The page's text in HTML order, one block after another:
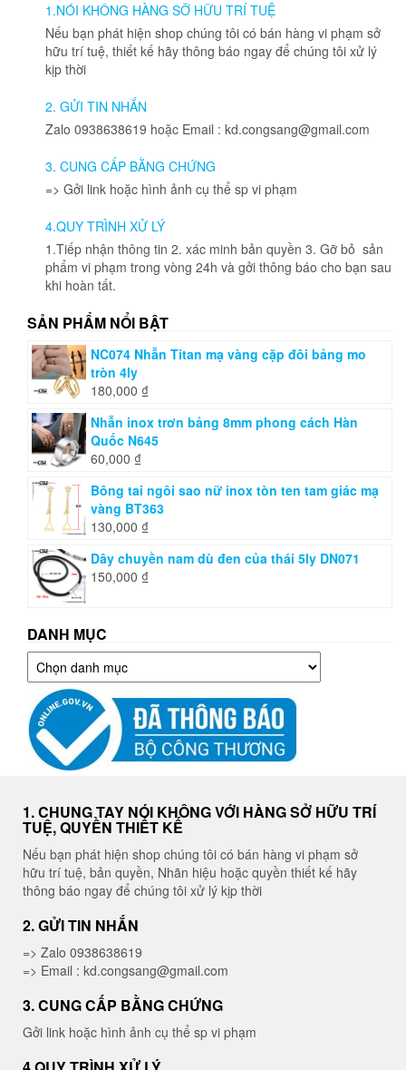
biến
thể.
Các
có
thể
chọn
trên
trang
phẩm
1.NÓI KHÔNG HÀNG SỠ HỮU TRÍ TUỆ
Nếu bạn phát hiện shop chúng tôi có bán hàng vi phạm sở
hữu trí tuệ, thiết kế hãy thông báo ngay để chúng tôi xử lý
kịp thời
2. GỬI TIN NHẮN
Zalo 0938638619 hoặc Email : kd.congsang@gmail.com
3. CUNG CẤP BẰNG CHỨNG
=> Gởi link hoặc hình ảnh cụ thể sp vi phạm
4.QUY TRÌNH XỬ LÝ
1.Tiếp nhận thông tin 2. xác minh bản quyền 3. Gỡ bỏ sản
phẩm vi phạm trong vòng 24h và gởi thông báo cho bạn sau
khi hoàn tất.
SẢN PHẨM NỔI BẬT
NC074 Nhẫn Titan mạ vàng cặp đôi bảng mo
tròn 4ly
180,000 ₫
Nhẫn inox trơn bảng 8mm phong cách Hàn
Quốc N645
60,000 ₫
Bông tai ngôi sao nữ inox tòn ten tam giác mạ
vàng BT363
130,000 ₫
Dây chuyền nam dù đen của thái 5ly DN071
150,000 ₫
DANH MỤC
Danh
mục
1. CHUNG TAY NÓI KHÔNG VỚI HÀNG SỞ HỮU TRÍ
TUỆ, QUYỀN THIẾT KẾ
Nếu bạn phát hiện shop chúng tôi có bán hàng vi phạm sở
hữu trí tuệ, bản quyền, Nhãn hiệu hoặc quyền thiết kế hãy
thông báo ngay để chúng tôi xử lý kịp thời
2. GỬI TIN NHẮN
=> Zalo 0938638619
=> Email : kd.congsang@gmail.com
3. CUNG CẤP BẰNG CHỨNG
Gởi link hoặc hình ảnh cụ thể sp vi phạm